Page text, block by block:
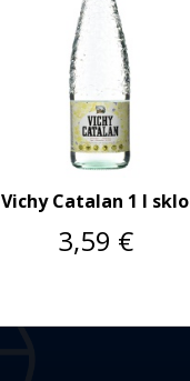
Vichy Catalan 1 l sklo
3,59 €